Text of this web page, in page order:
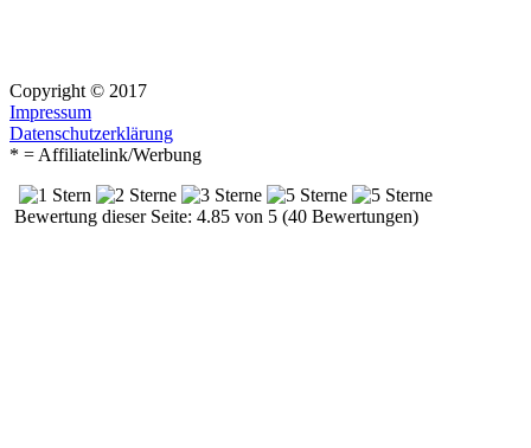
Copyright © 2017
Impressum
Datenschutzerklärung
* = Affiliatelink/Werbung
Bewertung dieser Seite: 4.85 von 5 (40 Bewertungen)